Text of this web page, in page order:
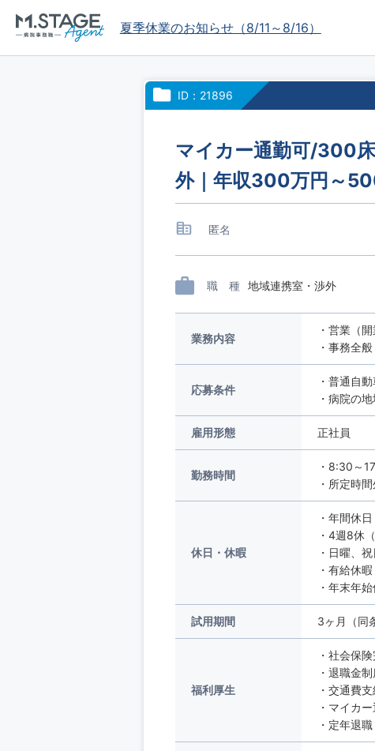
夏季休業のお知らせ（8/11～8/16）
ID：21896
マイカー通勤可/300
外｜年収300万円～
匿名
職 種 地域連携室・渉外
業務内容
・営業（
・事務全般
応募条件
・普通自
・病院の
雇用形態 正社員
勤務時間
・8:30～
・所定時
休日・休暇
・年間休
・4週8休
・日曜、祝
・有給休暇
・年末年
試用期間 3ヶ月（同
福利厚生
・社会保
・退職金
・交通費支
・マイカ
・定年退